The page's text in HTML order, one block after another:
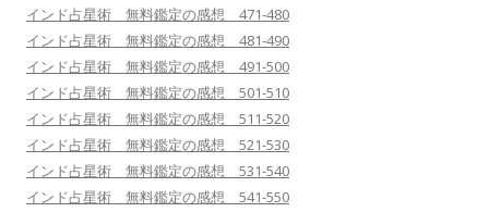
インド占星術 無料鑑定の感想 471-480
インド占星術 無料鑑定の感想 481-490
インド占星術 無料鑑定の感想 491-500
インド占星術 無料鑑定の感想 501-510
インド占星術 無料鑑定の感想 511-520
インド占星術 無料鑑定の感想 521-530
インド占星術 無料鑑定の感想 531-540
インド占星術 無料鑑定の感想 541-550